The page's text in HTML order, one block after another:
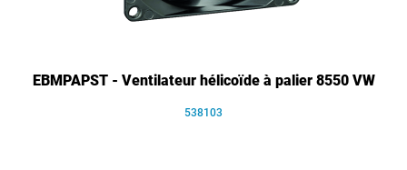
EBMPAPST - Ventilateur hélicoïde à palier 8550 VW
538103